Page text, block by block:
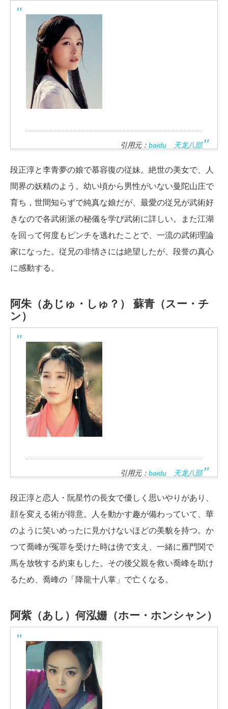
引用元： baidu 天龙八部
段正淳と李青夢の娘で慕容復の従妹。絶世の美女で、人
間界の妖精のよう。幼い頃から男性がいない曼陀山庄で
育ち，世間知らずで純真な娘だが、最愛の従兄が武術好
きなので各武術派の秘儀を学び武術に詳しい。また江湖
を回って何度もピンチを逃れたことで、一流の武術理論
家になった。従兄の非情さには絶望したが、段誉の真心
に感動する。
阿朱（あじゅ・しゅ？）
蘇青（スー・チ
ン）
引用元： baidu 天龙八部
段正淳と恋人・阮星竹の長女で優しく思いやりがあり、
顔を変える術が得意。人を動かす趣が備わっていて、華
のように笑いめったに見かけないほどの美貌を持つ。か
つて喬峰が冤罪を受けた時は傍で支え、一緒に雁門関で
馬を放牧する約束もした。その後父親を救い喬峰を助け
るため、喬峰の「降龍十八掌」で亡くなる。
阿紫（あし）何泓姗（ホー・ホンシャン）